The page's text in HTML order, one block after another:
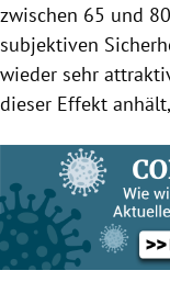
zwischen 65 und
subjektiven
wieder sehr
dieser Effekt